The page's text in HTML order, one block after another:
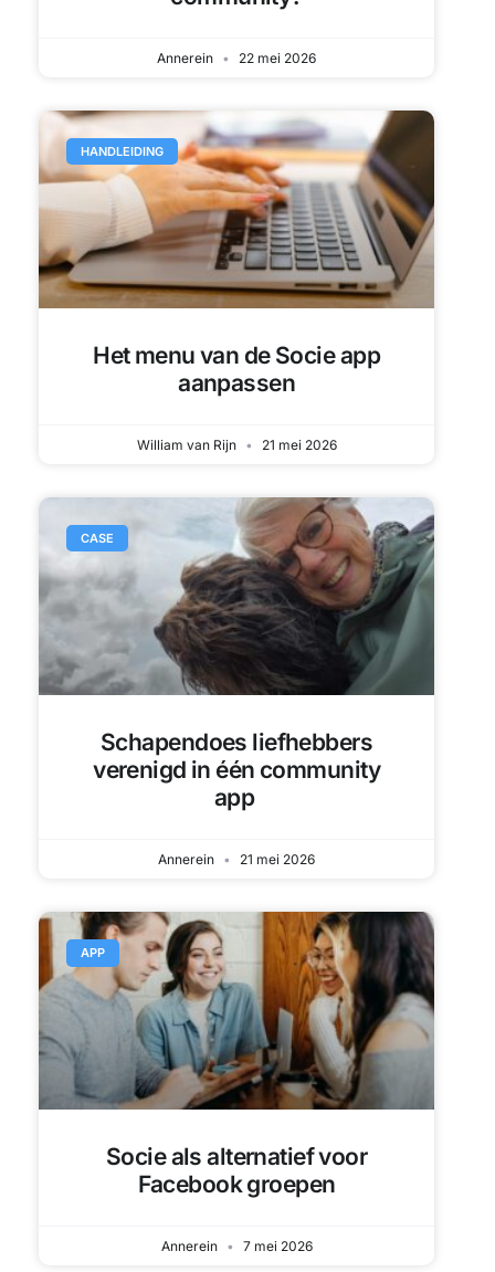
Het menu van de Socie app
aanpassen
William van Rijn 21 mei 2026
Schapendoes liefhebbers
verenigd in één community
app
Annerein 21 mei 2026
Socie als alternatief voor
Facebook groepen
Annerein 7 mei 2026
VACATURE